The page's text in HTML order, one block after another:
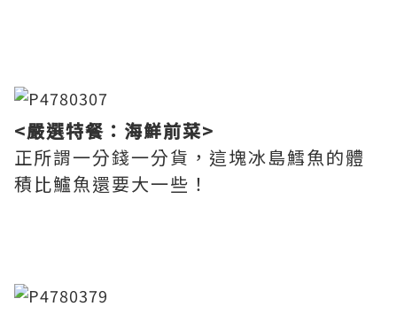
<嚴選特餐：海鮮前菜>
正所謂一分錢一分貨，這塊冰島鱈魚的體
積比鱸魚還要大一些！